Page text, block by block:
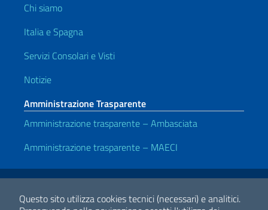
Questo sito utilizza cookies tecnici (necessari) e analitici.
Chi siamo
Italia e Spagna
Servizi Consolari e Visti
Notizie
Amministrazione Trasparente
Amministrazione trasparente – Ambasciata
Amministrazione trasparente – MAECI
Link Utili